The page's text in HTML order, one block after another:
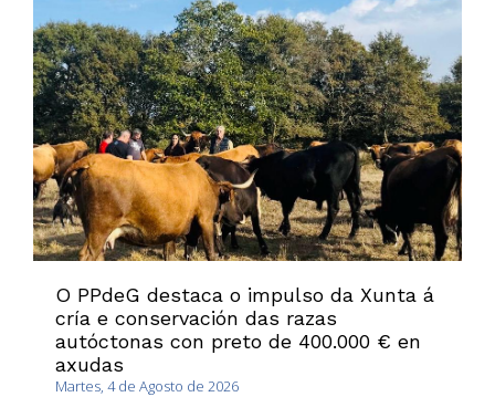
O PPdeG destaca o impulso da Xunta á
cría e conservación das razas
autóctonas con preto de 400.000 € en
axudas
Martes, 4 de Agosto de 2026